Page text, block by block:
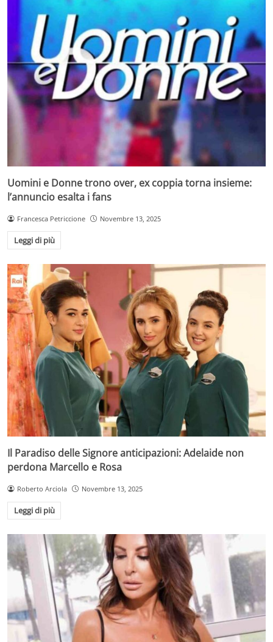
Uomini e Donne trono over, ex coppia torna insieme:
l’annuncio esalta i fans
Francesca Petriccione Novembre 13, 2025
Leggi di più
Il Paradiso delle Signore anticipazioni: Adelaide non
perdona Marcello e Rosa
Roberto Arciola Novembre 13, 2025
Leggi di più